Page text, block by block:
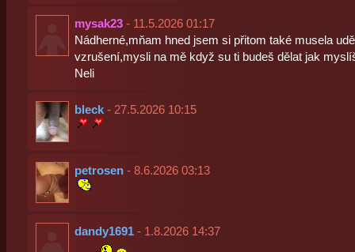
mysak23- 11.5.2026 01:17
Nádherné,mňam hned jsem si přitom také musela
vzrušení,mysli na mě když su ti budeš dělat jak
Neli
bleck- 27.5.2026 10:15
petrosen- 8.6.2026 03:13
dandy1691- 1.8.2026 14:37